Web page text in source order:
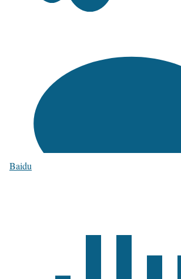
Baidu